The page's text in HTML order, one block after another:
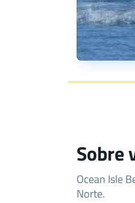
Sobre
Ocean Isle
Norte.